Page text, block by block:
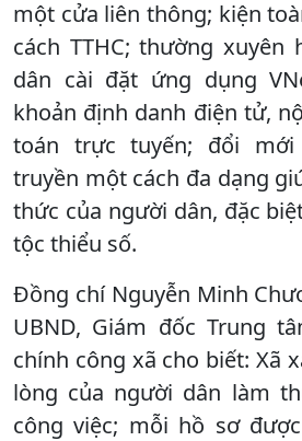
một cửa liên thông; kiện
cách TTHC; thường xuyên
dân cài đặt ứng dụng
khoản định danh điện tử,
toán trực tuyến; đổi
truyền một cách đa dạng
thức của người dân, đặc
tộc thiểu số.
Đồng chí Nguyễn Minh
UBND, Giám đốc Trung
chính công xã cho biết: Xã
lòng của người dân làm
công việc; mỗi hồ sơ